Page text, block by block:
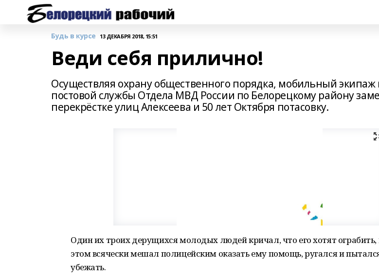
Будь в курсе 13 ДЕКАБРЯ 2018, 15:51
Веди себя прилично!
Осуществляя охрану общественного порядка, мобильный экипаж
постовой службы Отдела МВД России по Белорецкому району
перекрёстке улиц Алексеева и 50 лет Октября потасовку.
Один их троих дерущихся молодых людей кричал, что его хотят ограбить,
этом всячески мешал полицейским оказать ему помощь, ругался и
убежать.